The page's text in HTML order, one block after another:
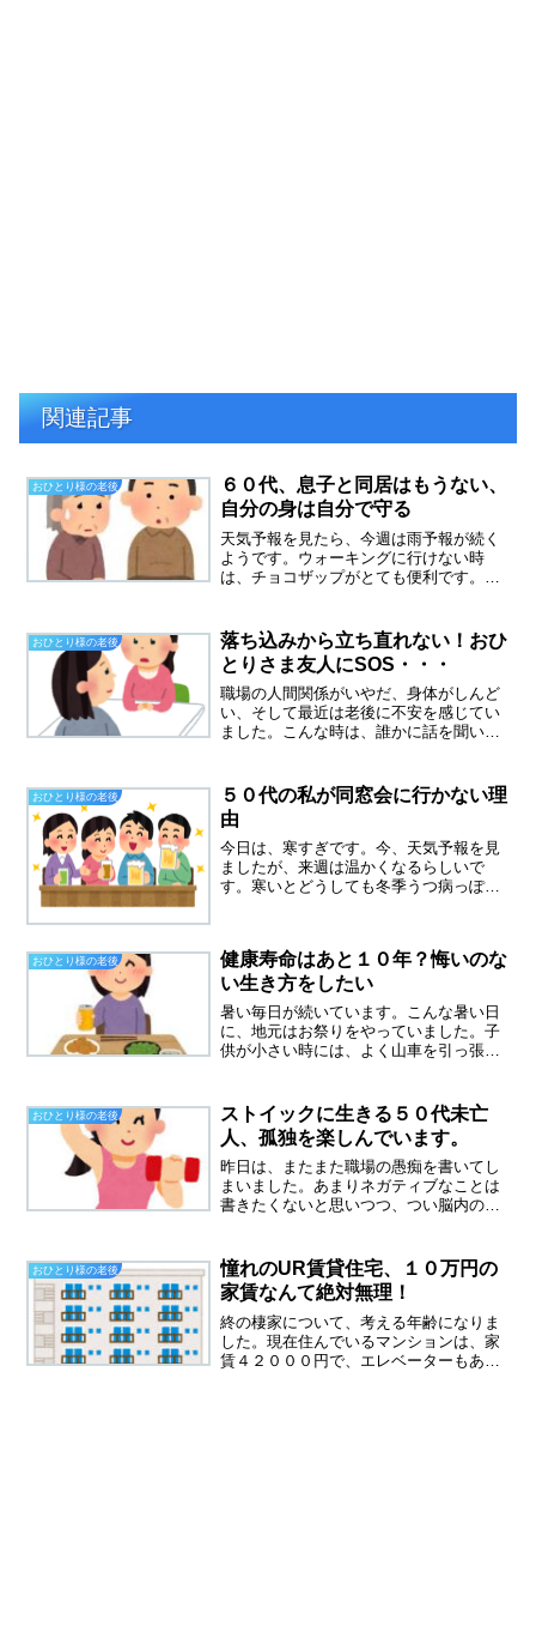
関連記事
おひとり様の老後
６０代、息子と同居はもうない、
自分の身は自分で守る
天気予報を見たら、今週は雨予報が続く
ようです。ウォーキングに行けない時
は、チョコザップがとても便利です。こ
人はランニングしている人が多いです。
６０代、息子との同居は、も...
おひとり様の老後
落ち込みから立ち直れない！おひ
とりさま友人にSOS・・・
職場の人間関係がいやだ、身体がしんど
い、そして最近は老後に不安を感じてい
ました。こんな時は、誰かに話を聞いて
けてくれました。前日にランチに行かな
い？と誘って、すぐにOK...
おひとり様の老後
５０代の私が同窓会に行かない理
由
今日は、寒すぎです。今、天気予報を見
ましたが、来週は温かくなるらしいで
す。寒いとどうしても冬季うつ病っぽく
持ちになった時に決まって思い出すの
が、高校時代の親友のこと。目を...
おひとり様の老後
健康寿命はあと１０年？悔いのな
い生き方をしたい
暑い毎日が続いています。こんな暑い日
に、地元はお祭りをやっていました。子
供が小さい時には、よく山車を引っ張っ
憶があります。２０年前は、こんなに暑
くなかったから、お祭りもそ...
おひとり様の老後
ストイックに生きる５０代未亡
人、孤独を楽しんでいます。
昨日は、またまた職場の愚痴を書いてし
まいました。あまりネガティブなことは
書きたくないと思いつつ、つい脳内のモ
ば、人間関係のゴタゴタなんて見えてこ
ないのです。１６年も働い...
おひとり様の老後
憧れのUR賃貸住宅、１０万円の
家賃なんて絶対無理！
終の棲家について、考える年齢になりま
した。現在住んでいるマンションは、家
賃４２０００円で、エレベーターもある